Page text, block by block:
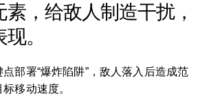
，给敌人制造干扰，
。
部署“爆炸陷阱”，敌人落入后造成范
移动速度。